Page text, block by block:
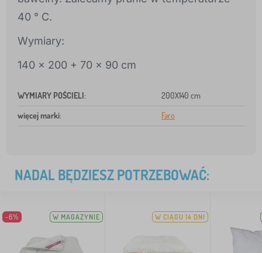
40 ° C.
Wymiary:
140 x 200 + 70 x 90 cm
WYMIARY POŚCIELI:
200X140 cm
więcej marki: Faro
NADAL BĘDZIESZ POTRZEBOWAĆ:
-6% W MAGAZYNIE W CIĄGU 14 DNI